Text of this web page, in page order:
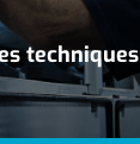
techniques